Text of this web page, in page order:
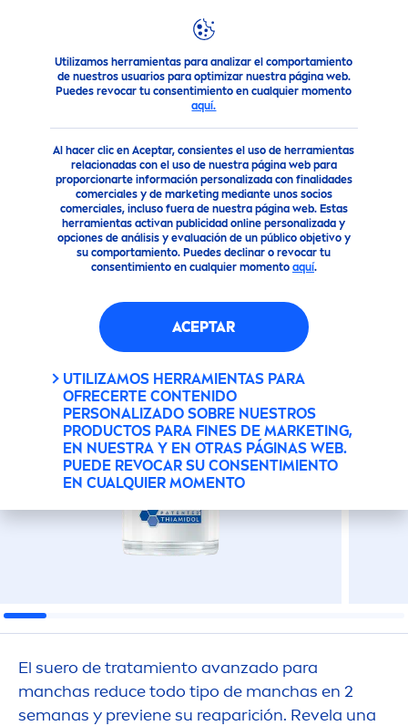
Utilizamos herramientas para analizar el comportamiento
de nuestros usuarios para optimizar nuestra página web.
Puedes revocar tu consentimiento en cualquier momento
aquí.
Al hacer clic en Aceptar, consientes el uso de herramientas
relacionadas con el uso de nuestra página web para
proporcionarte información personalizada con finalidades
comerciales y de marketing mediante unos socios
comerciales, incluso fuera de nuestra página web. Estas
herramientas activan publicidad online personalizada y
opciones de análisis y evaluación de un público objetivo y
su comportamiento. Puedes declinar o revocar tu
consentimiento en cualquier momento aquí.
ACEPTAR
UTILIZAMOS HERRAMIENTAS PARA
OFRECERTE CONTENIDO
PERSONALIZADO SOBRE NUESTROS
PRODUCTOS PARA FINES DE MARKETING,
EN NUESTRA Y EN OTRAS PÁGINAS WEB.
PUEDE REVOCAR SU CONSENTIMIENTO
EN CUALQUIER MOMENTO
Productos Cuidado Facial Cuidado Facial Cellular
CELLULAR LUMINOUS630
ANTI-SPOT SUERO DE
TRATAMIENTO AVANZADO
PARA MANCHAS
El suero de tratamiento avanzado para
manchas reduce todo tipo de manchas en 2
semanas y previene su reaparición. Revela una